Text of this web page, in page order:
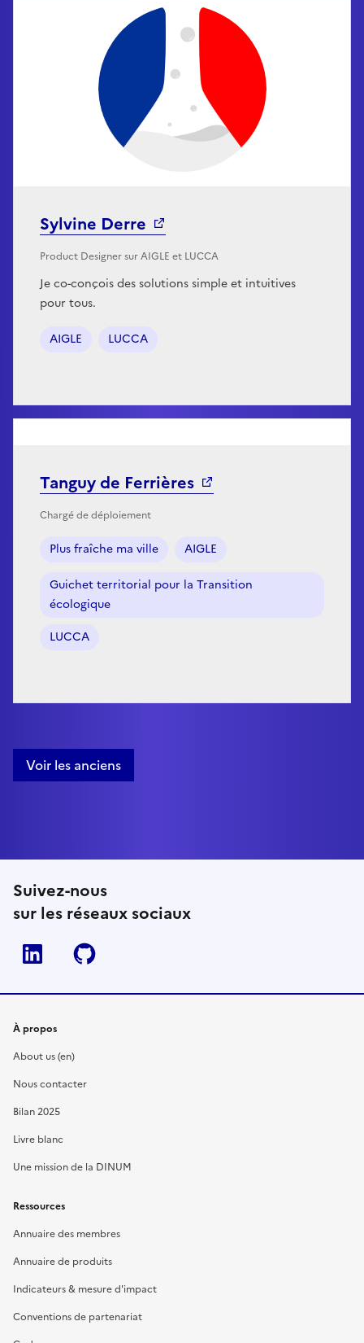
Sylvine Derre
Product Designer sur AIGLE et LUCCA
Je co-conçois des solutions simple et intuitives
pour tous.
AIGLE LUCCA
Tanguy de Ferrières
Chargé de déploiement
Plus fraîche ma ville AIGLE
Guichet territorial pour la Transition
écologique
LUCCA
Voir les anciens
Suivez-nous
sur les réseaux sociaux
Linkedin
À propos
About us (en)
Nous contacter
Bilan 2025
Livre blanc
Une mission de la DINUM
Ressources
Annuaire des membres
Annuaire de produits
Indicateurs & mesure d'impact
Conventions de partenariat